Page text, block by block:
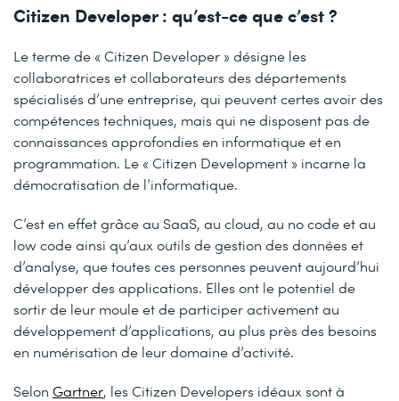
Citizen Developer : qu’est-ce que c’est ?
Le terme de « Citizen Developer » désigne les
collaboratrices et collaborateurs des départements
spécialisés d’une entreprise, qui peuvent certes avoir des
compétences techniques, mais qui ne disposent pas de
connaissances approfondies en informatique et en
programmation. Le « Citizen Development » incarne la
démocratisation de l’informatique.
C’est en effet grâce au SaaS, au cloud, au no code et au
low code ainsi qu’aux outils de gestion des données et
d’analyse, que toutes ces personnes peuvent aujourd’hui
développer des applications. Elles ont le potentiel de
sortir de leur moule et de participer activement au
développement d’applications, au plus près des besoins
en numérisation de leur domaine d’activité.
Selon Gartner, les Citizen Developers idéaux sont à